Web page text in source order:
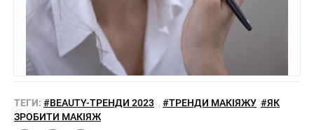
ТЕГИ: #BEAUTY-ТРЕНДИ 2023 #ТРЕНДИ МАКІЯЖУ #ЯК
ЗРОБИТИ МАКІЯЖ